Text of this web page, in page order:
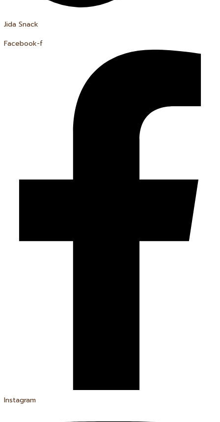
Jida Snack
Facebook-f
Instagram